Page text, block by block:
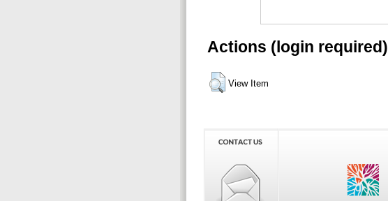
Actions (login required)
View Item